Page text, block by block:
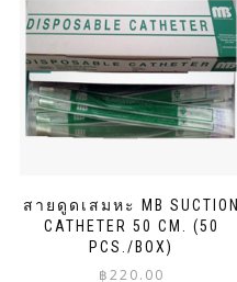
สายดูดเสมหะ MB SUCTION
CATHETER 50 CM. (50
PCS./BOX)
฿220.00